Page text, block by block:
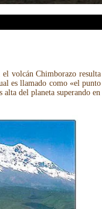
volcán Chimborazo
es llamado como «el
del planeta superando